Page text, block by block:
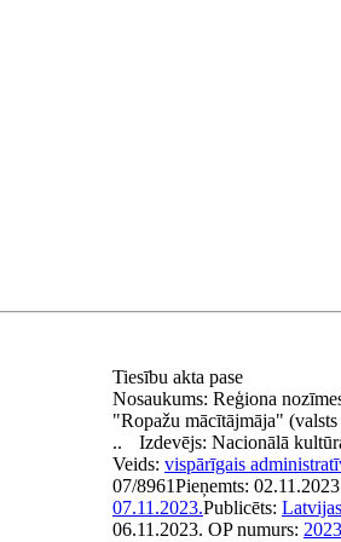
Tiesību akta pase
Nosaukums: Reģiona
"Ropažu mācītājmāja"
..
Izdevējs: Nacionālā
Veids: vispārīgais
07/8961Pieņemts:
07.11.2023.Publicēts:
06.11.2023. OP numurs: